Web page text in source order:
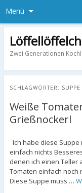
Menü
Zwei Generationen
SCHLAGWÖRTER: SUPPE
Weiße
Grießnockerl
Ich habe diese Suppe
einfach nichts
denen ich einen Teller
Tomaten einfach noch
Diese Suppe muss …